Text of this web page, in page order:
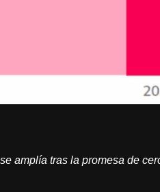
amplía tras la promesa de